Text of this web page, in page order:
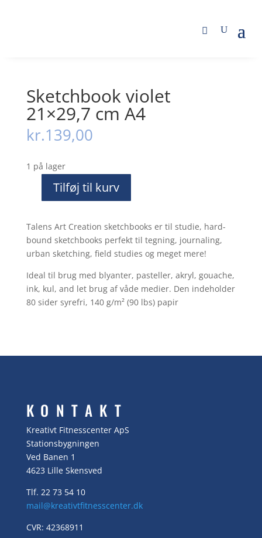
Sketchbook violet
21×29,7 cm A4
kr.139,00
1 på lager
Sketchbook
21x29,7
cm
Tilføj til kurv
Talens Art Creation sketchbooks er til studie, hard-
bound sketchbooks perfekt til tegning, journaling,
urban sketching, field studies og meget mere!
Ideal til brug med blyanter, pasteller, akryl, gouache,
ink, kul, and let brug af våde medier. Den indeholder
80 sider syrefri, 140 g/m² (90 lbs) papir
KONTAKT
Kreativt Fitnesscenter ApS
Stationsbygningen
Ved Banen 1
4623 Lille Skensved
Tlf. 22 73 54 10
mail@kreativtfitnesscenter.dk
CVR: 42368911